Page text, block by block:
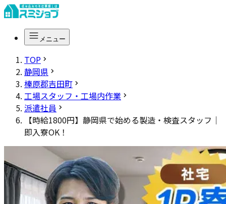
メニュー
TOP
静岡県
榛原郡吉田町
工場スタッフ・工場内作業
派遣社員
【時給1800円】静岡県で始める製造・検査スタッフ｜
即入寮OK！